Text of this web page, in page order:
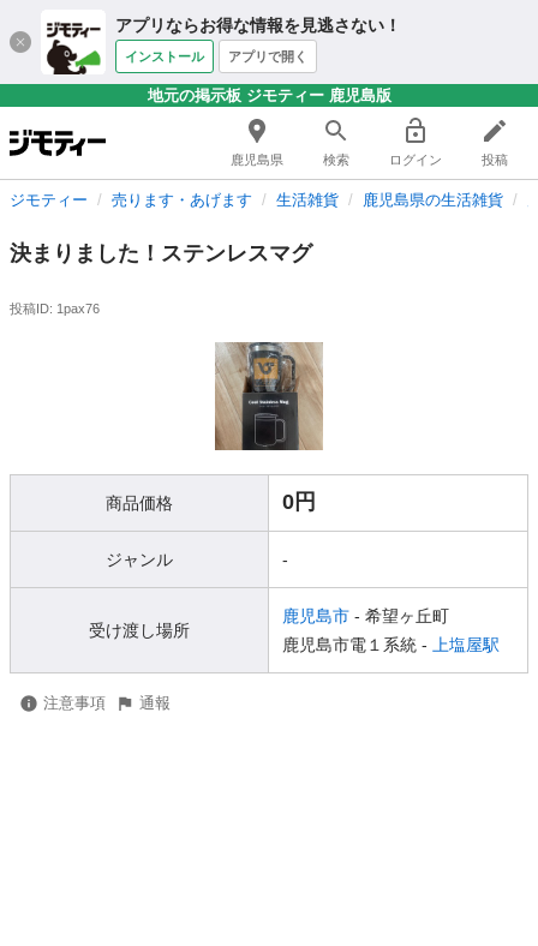
アプリならお得な情報を見逃さない！
インストール アプリで開く
地元の掲示板 ジモティー 鹿児島版
鹿児島県 検索 ログイン 投稿
ジモティー 売ります・あげます 生活雑貨 鹿児島県の生活雑貨
決まりました！ステンレスマグ
投稿ID: 1pax76
商品価格 0円
ジャンル -
受け渡し場所
鹿児島市 - 希望ヶ丘町
鹿児島市電１系統 -
上塩屋駅
注意事項 通報